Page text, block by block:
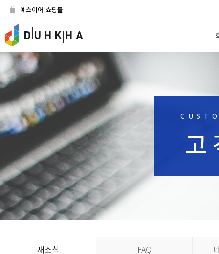
예스이어 쇼핑몰
새소식 FAQ